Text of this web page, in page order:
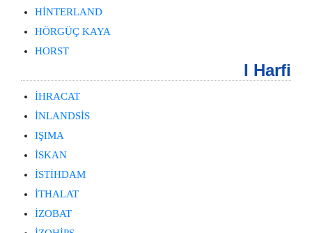
HİNTERLAND
HÖRGÜÇ KAYA
HORST
I Harfi
İHRACAT
İNLANDSİS
IŞIMA
İSKAN
İSTİHDAM
İTHALAT
İZOBAT